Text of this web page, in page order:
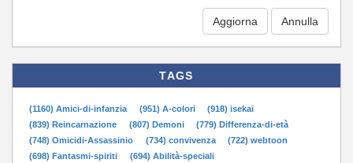
Aggiorna
TAGS
(1160) Amici-di-infanzia (951) A-colori
(918) isekai
(839) Reincarnazione
(807) Demoni
(779) Differenza-di-età
(748) Omicidi-Assassinio
(734) convivenza
(722) webtoon
(698) Fantasmi-spiriti
(694) Abilità-speciali